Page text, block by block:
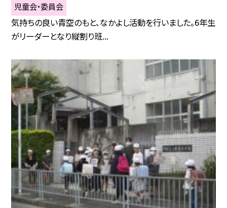
児童会・委員会
気持ちの良い青空のもと、なかよし活動を行いました。6年生
がリーダーとなり縦割り班...